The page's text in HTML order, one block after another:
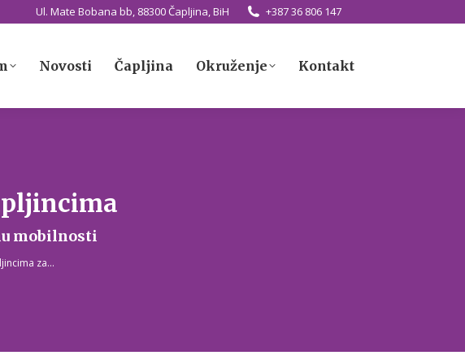
Ul. Mate Bobana bb, 88300 Čapljina, BiH +387 36 806 147
Novosti Čapljina Okruženje Kontakt
mobilnosti
za…
Novosti Čapljina Okruženje Kontakt